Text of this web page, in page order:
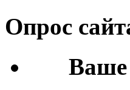
Опрос
Ваше